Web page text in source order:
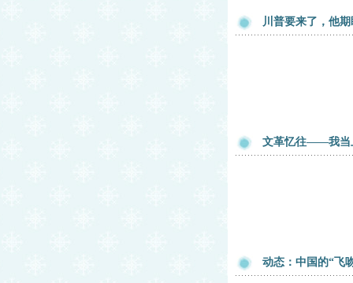
川普要来了，他
文革忆往——我当
动态：中国的“飞